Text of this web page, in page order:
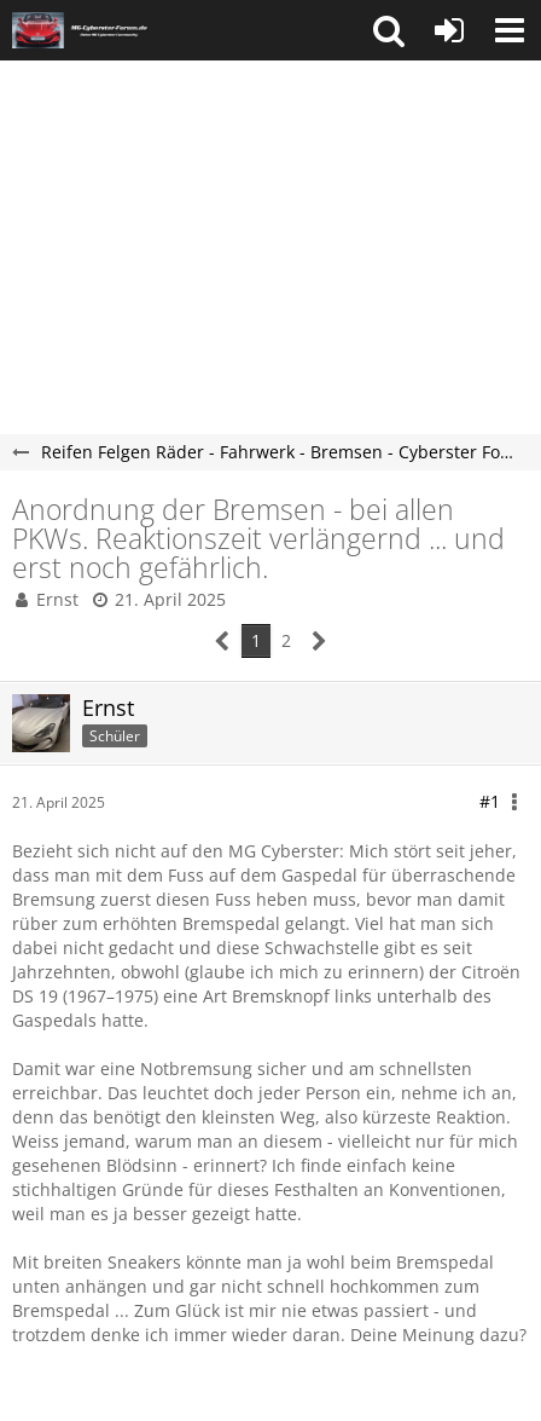
Reifen Felgen Räder - Fahrwerk - Bremsen - Cyberster Forum
Anordnung der Bremsen - bei allen
PKWs. Reaktionszeit verlängernd ... und
erst noch gefährlich.
Ernst
21. April 2025
1
2
Ernst
Schüler
21. April 2025 #1
Bezieht sich nicht auf den MG Cyberster: Mich stört seit jeher,
dass man mit dem Fuss auf dem Gaspedal für überraschende
Bremsung zuerst diesen Fuss heben muss, bevor man damit
rüber zum erhöhten Bremspedal gelangt. Viel hat man sich
dabei nicht gedacht und diese Schwachstelle gibt es seit
Jahrzehnten, obwohl (glaube ich mich zu erinnern) der Citroën
DS 19 (1967–1975) eine Art Bremsknopf links unterhalb des
Gaspedals hatte.
Damit war eine Notbremsung sicher und am schnellsten
erreichbar. Das leuchtet doch jeder Person ein, nehme ich an,
denn das benötigt den kleinsten Weg, also kürzeste Reaktion.
Weiss jemand, warum man an diesem - vielleicht nur für mich
gesehenen Blödsinn - erinnert? Ich finde einfach keine
stichhaltigen Gründe für dieses Festhalten an Konventionen,
weil man es ja besser gezeigt hatte.
Mit breiten Sneakers könnte man ja wohl beim Bremspedal
unten anhängen und gar nicht schnell hochkommen zum
Bremspedal ... Zum Glück ist mir nie etwas passiert - und
trotzdem denke ich immer wieder daran. Deine Meinung dazu?